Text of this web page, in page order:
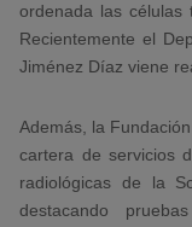
ordenada las células
Recientemente el
Jiménez Díaz viene
Además, la
cartera de servicios
radiológicas de la
destacando